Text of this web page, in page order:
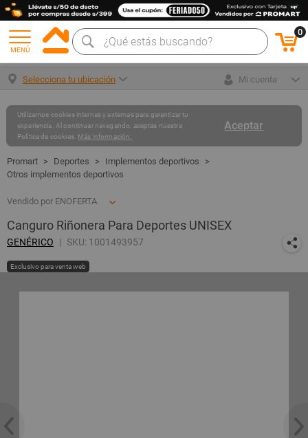
MENÚ
0
Selecciona tu ubicación Mi cuenta
Aceptar
Utilizamos cookies internas y externas para garantizar tu
experiencia. Al continuar navegando, aceptas nuestra
Política de cookies. Más información.
Deportes
Implementos deportivos
Otros implementos deportivos
Vendido por ENOFERTA
Canguro Riñonera Para Deportes UNISEX
GENÉRICO SKU: 1001493957
Exclusivo para venta web